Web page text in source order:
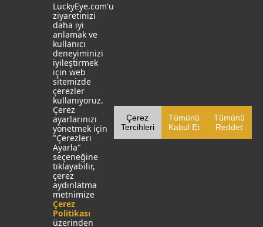
19 Mayıs Mah. Turaboğlu Sok.
Hamdiye Yazgan İş Merkezi
Kozyatağı, Kadıköy, İstanbul
T: +90 216 355 03 19
Sosyal Medya
LuckyEye AI LAB
MarketingTR
LuckyEye.com'u
ziyaretinizi
daha iyi
anlamak ve
kullanıcı
deneyiminizi
iyileştirmek
için web
sitemizde
çerezler
kullanıyoruz.
Çerez
ayarlarınızı
yönetmek için
"Çerezleri
Ayarla"
seçeneğine
tıklayabilir,
çerez
aydınlatma
metnimize
Çerez
Politikası
üzerinden
Çerez
Tercihleri
Tümünü
Kabul Et
Tümünü
Reddet